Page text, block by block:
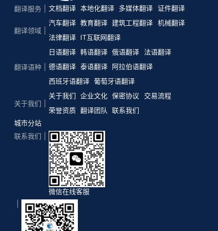
翻译服务 文档翻译 本地化翻译 多媒体翻译 证件翻译
翻译领域
汽车翻译 教育翻译 建筑工程翻译 机械翻译
法律翻译
IT互联网翻译
翻译语种
日语翻译 韩语翻译 俄语翻译
法语翻译
德语翻译 泰语翻译 阿拉伯语翻译
西班牙语翻译 葡萄牙语翻译
关于我们
关于我们 企业文化 保密协议
交易流程
荣誉资质 翻译团队
联系我们
城市分站
联系我们
微信在线客服